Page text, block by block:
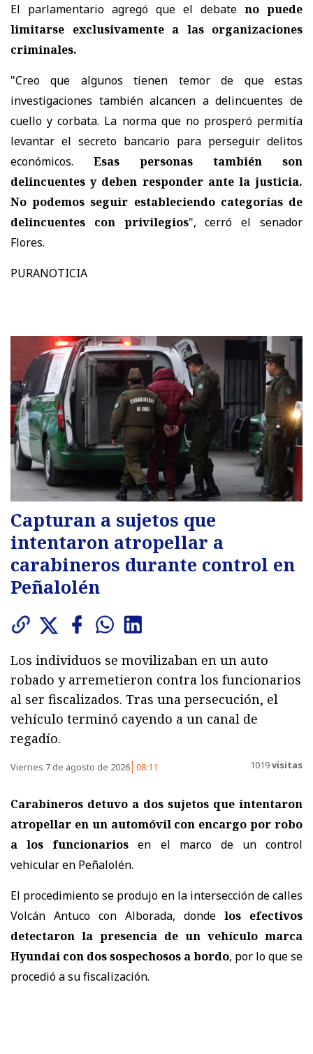
El parlamentario agregó que el debate no puede
limitarse exclusivamente a las organizaciones
criminales.
"Creo que algunos tienen temor de que estas
investigaciones también alcancen a delincuentes de
cuello y corbata. La norma que no prosperó permitía
levantar el secreto bancario para perseguir delitos
económicos. Esas personas también son
delincuentes y deben responder ante la justicia.
No podemos seguir estableciendo categorías de
delincuentes con privilegios", cerró el senador
Flores.
PURANOTICIA
Capturan a sujetos que
intentaron atropellar a
carabineros durante control en
Peñalolén
Los individuos se movilizaban en un auto
robado y arremetieron contra los funcionarios
al ser fiscalizados. Tras una persecución, el
vehículo terminó cayendo a un canal de
regadío.
Viernes 7 de agosto de 2026 08:11 1019visitas
Carabineros detuvo a dos sujetos que intentaron
atropellar en un automóvil con encargo por robo
a los funcionarios en el marco de un control
vehicular en Peñalolén.
El procedimiento se produjo en la intersección de calles
Volcán Antuco con Alborada, donde los efectivos
detectaron la presencia de un vehículo marca
Hyundai con dos sospechosos a bordo, por lo que se
procedió a su fiscalización.